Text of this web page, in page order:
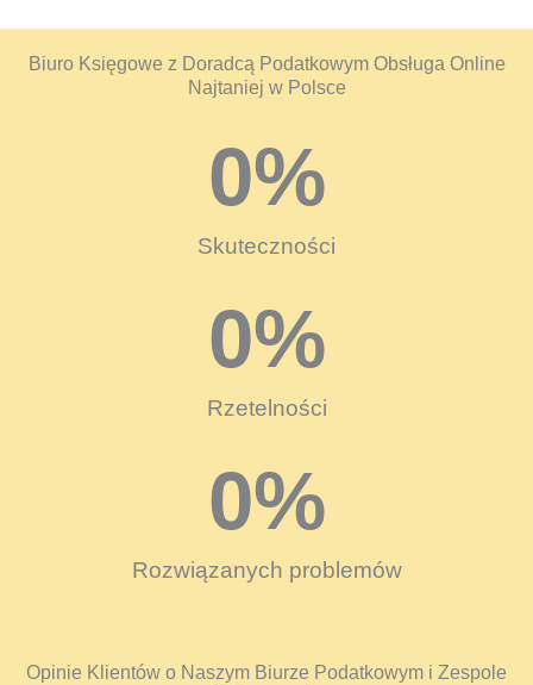
Biuro Księgowe z Doradcą Podatkowym Obsługa Online
Najtaniej w Polsce
Skuteczności
0%
Rzetelności
0%
Rozwiązanych problemów
0%
Opinie Klientów o Naszym Biurze Podatkowym i Zespole